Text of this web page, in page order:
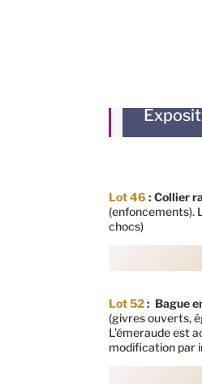
Lot 46 : Collier
(enfoncements).
chocs)
Lot 52: Bague
(givres ouverts,
L’émeraude est
modification par